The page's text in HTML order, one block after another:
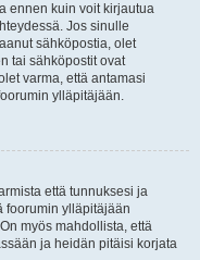
ennen kuin voit kirjautua
Jos sinulle
sähköpostia, olet
tai sähköpostit ovat
varma, että antamasi
ylläpitäjään.
että tunnuksesi ja
foorumin ylläpitäjään
myös mahdollista, että
ja heidän pitäisi korjata